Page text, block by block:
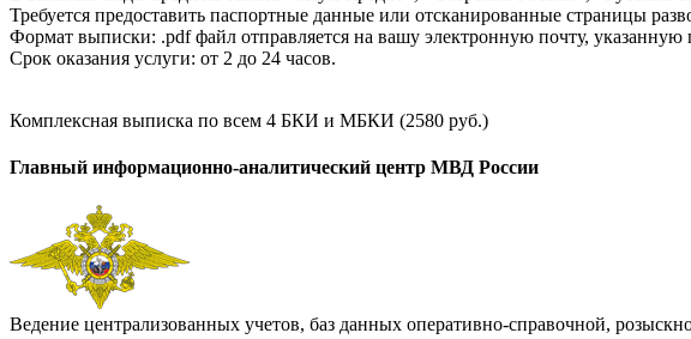
Требуется предоставить паспортные данные или отсканированные страницы
Формат выписки: .pdf файл отправляется на вашу электронную почту, указанную
Срок оказания услуги: от 2 до 24 часов.
Комплексная выписка по всем 4 БКИ и МБКИ (2580 руб.)
Главный информационно-аналитический центр МВД России
Ведение централизованных учетов, баз данных оперативно-справочной,